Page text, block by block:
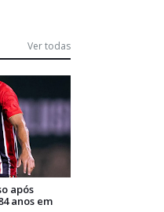
Ver todas
após
anos em